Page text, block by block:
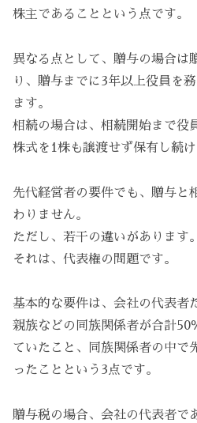
株主であることという点です。
異なる点として、贈与の場合は
り、贈与までに3年以上役員を
ます。
相続の場合は、相続開始まで役
株式を1株も譲渡せず保有し続
先代経営者の要件でも、贈与と
わりません。
ただし、若干の違いがあります。
それは、代表権の問題です。
基本的な要件は、会社の代表者
親族などの同族関係者が合計50
ていたこと、同族関係者の中で
ったことという3点です。
贈与税の場合、会社の代表者で